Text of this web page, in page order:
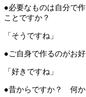
●必要なものは自分で
ことですか？
「そうですね」
●ご自身で作るのがお好
「好きですね」
●昔からですか？ 何か